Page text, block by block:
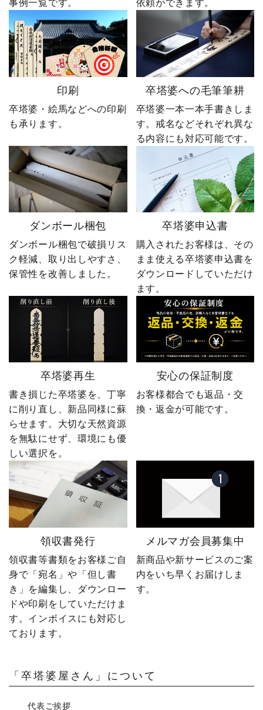
事例一覧です。 依頼ができます。
印刷
卒塔婆・絵馬などへの印刷
も承ります。
卒塔婆への毛筆筆耕
卒塔婆一本一本手書きしま
す。戒名などそれぞれ異な
る内容にも対応可能です。
ダンボール梱包
ダンボール梱包で破損リス
ク軽減、取り出しやすさ、
保管性を改善しました。
卒塔婆申込書
購入されたお客様は、その
まま使える卒塔婆申込書を
ダウンロードしていただけ
ます。
卒塔婆再生
書き損じた卒塔婆を、丁寧
に削り直し、新品同様に蘇
らせます。大切な天然資源
を無駄にせず、環境にも優
しい選択を。
安心の保証制度
お客様都合でも返品・交
換・返金が可能です。
領収書発行
領収書等書類をお客様ご自
身で「宛名」や「但し書
き」を編集し、ダウンロー
ドや印刷をしていただけま
す。インボイスにも対応し
ております。
メルマガ会員募集中
新商品や新サービスのご案
内をいち早くお届けしま
す。
「卒塔婆屋さん」について
代表ご挨拶